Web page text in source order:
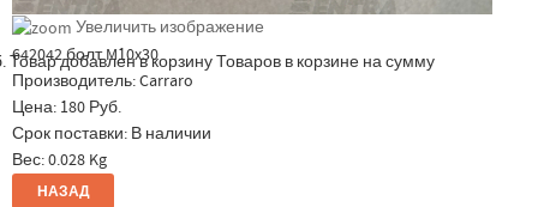
Товар добавлен в корзину Товаров в корзине на сумму
Увеличить изображение
642042 болт M10x30
Производитель:Carraro
Цена: 180 Руб.
Срок поставки: В наличии
Вес:0.028 Kg